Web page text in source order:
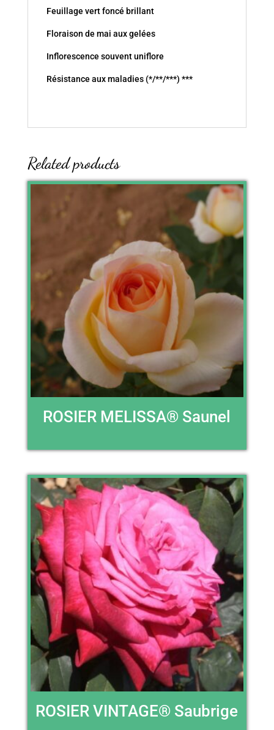
Feuillage vert foncé brillant
Floraison de mai aux gelées
Inflorescence souvent uniflore
Résistance aux maladies (*/**/***) ***
Related products
ROSIER MELISSA® Saunel
ROSIER VINTAGE® Saubrige